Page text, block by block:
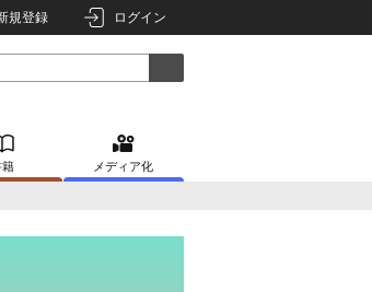
規登録 ログイン
籍 メディア化